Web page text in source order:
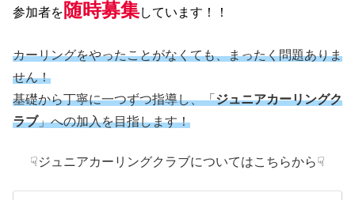
参加者を 随時募集しています！！
カーリングをやったことがなくても、まったく問題ありま
せん！
基礎から丁寧に一つずつ指導し、「ジュニアカーリングク
ラブ」への加入を目指します！
☟ジュニアカーリングクラブについてはこちらから☟